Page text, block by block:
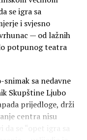
da
se
slava
se igra sa
i svjesno
— od lažnih
potpunog teatra
sa nedavne
Skupštine Ljubo
prijedloge, drži
centra nisu
se “opet igra sa